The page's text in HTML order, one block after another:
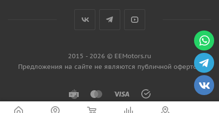
2015 - 2026 © EEMotors.ru
Предложения на сайте не являются публичной офертой